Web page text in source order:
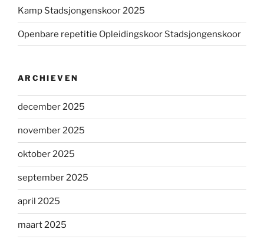
Kamp Stadsjongenskoor 2025
Openbare repetitie Opleidingskoor Stadsjongenskoor
ARCHIEVEN
december 2025
november 2025
oktober 2025
september 2025
april 2025
maart 2025